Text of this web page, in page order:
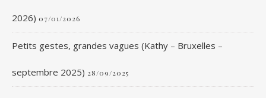
2026) 07/01/2026
Petits gestes, grandes vagues (Kathy – Bruxelles –
septembre 2025) 28/09/2025